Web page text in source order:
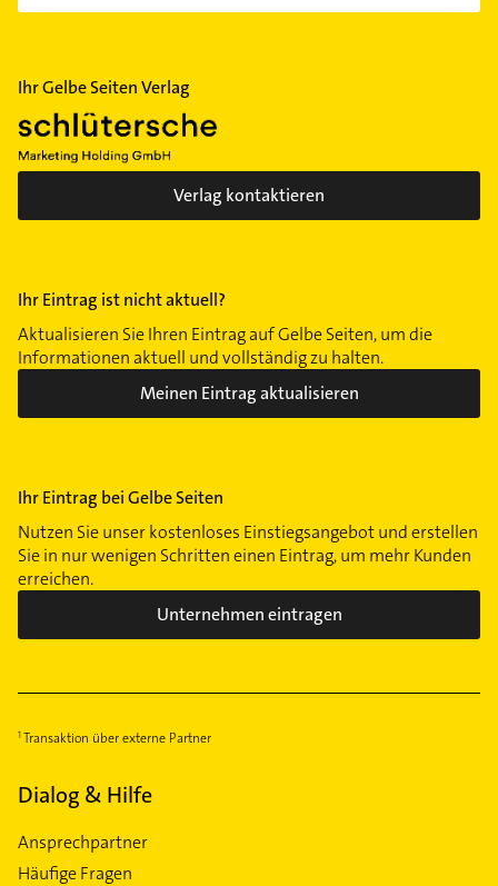
Ihr Gelbe Seiten Verlag
Verlag kontaktieren
Ihr Eintrag ist nicht aktuell?
Aktualisieren Sie Ihren Eintrag auf Gelbe Seiten, um die
Informationen aktuell und vollständig zu halten.
Meinen Eintrag aktualisieren
Ihr Eintrag bei Gelbe Seiten
Nutzen Sie unser kostenloses Einstiegsangebot und erstellen
Sie in nur wenigen Schritten einen Eintrag, um mehr Kunden
erreichen.
Unternehmen eintragen
Transaktion über externe Partner
Dialog & Hilfe
Ansprechpartner
Häufige Fragen